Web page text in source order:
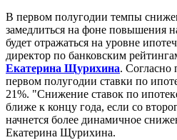
В первом полугодии темпы
замедлиться на фоне повышения
будет отражаться на уровне
директор по банковским
Екатерина Щурихина. Согласно
первом полугодии ставки по
21%. "Снижение ставок по
ближе к концу года, если со
начнется более динамичное
Екатерина Щурихина.